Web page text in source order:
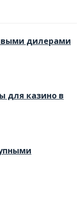
дилерами
для казино в